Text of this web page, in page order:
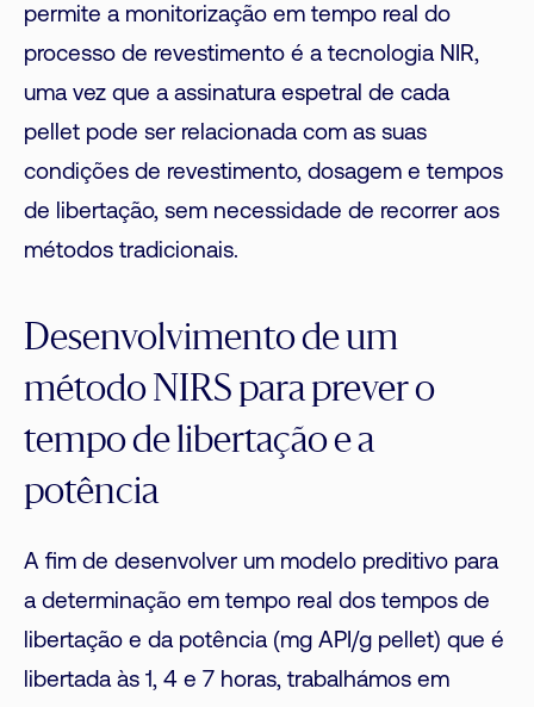
permite a monitorização em tempo real do
processo de revestimento é a tecnologia NIR,
uma vez que a assinatura espetral de cada
pellet pode ser relacionada com as suas
condições de revestimento, dosagem e tempos
de libertação, sem necessidade de recorrer aos
métodos tradicionais.
Desenvolvimento de um
método NIRS para prever o
tempo de libertação e a
potência
A fim de desenvolver um modelo preditivo para
a determinação em tempo real dos tempos de
libertação e da potência (mg API/g pellet) que é
libertada às 1, 4 e 7 horas, trabalhámos em